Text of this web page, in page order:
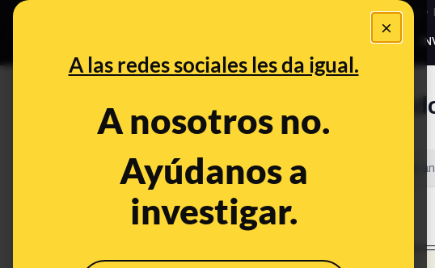
×
A las redes sociales les da igual.
A nosotros no.
Ayúdanos a
investigar.
Bulos Ceuta •
PREBUNKING
¿Zapatero se reunió con el
Policía?
This content has NOT yet been verified. It is